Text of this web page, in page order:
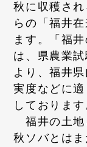
秋に収穫さ
らの「福井
ます。「福
は、県農業
より、福井
実度などに
しております
福井の土地
秋ソバとはま